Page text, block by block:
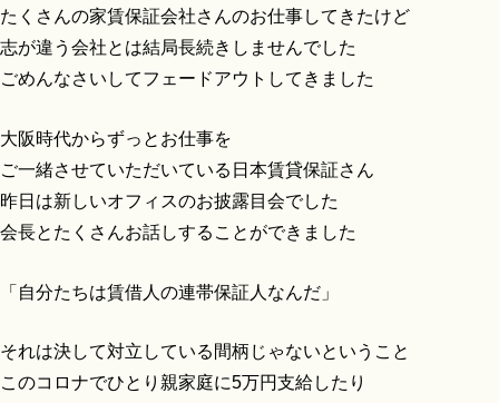
たくさんの家賃保証会社さんのお仕事してきたけど
志が違う会社とは結局長続きしませんでした
ごめんなさいしてフェードアウトしてきました
大阪時代からずっとお仕事を
ご一緒させていただいている日本賃貸保証さん
昨日は新しいオフィスのお披露目会でした
会長とたくさんお話しすることができました
「自分たちは賃借人の連帯保証人なんだ」
それは決して対立している間柄じゃないということ
このコロナでひとり親家庭に5万円支給したり